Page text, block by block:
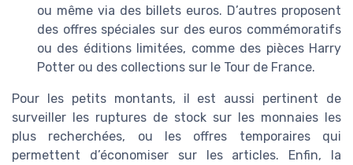
ou même via des billets euros. D’autres proposent
des offres spéciales sur des euros commémoratifs
ou des éditions limitées, comme des pièces Harry
Potter ou des collections sur le Tour de France.
Pour les petits montants, il est aussi pertinent de
surveiller les ruptures de stock sur les monnaies les
plus recherchées, ou les offres temporaires qui
permettent d’économiser sur les articles. Enfin, la